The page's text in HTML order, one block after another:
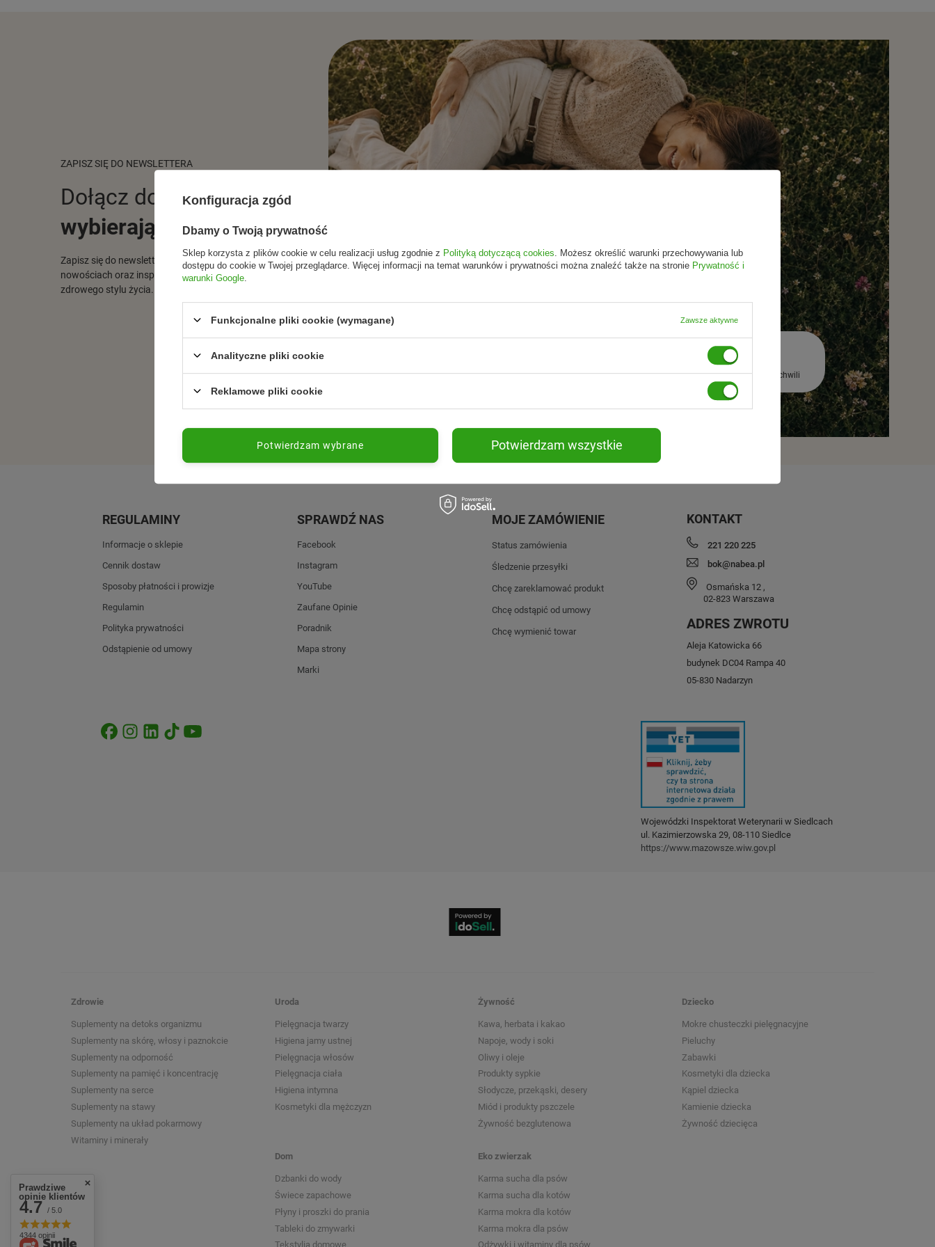
ZAPISZ SIĘ DO NEWSLETTERA
Dołącz do tych, którzy
wybierają świadomie.
Zapisz się do newslettera i otrzymuj informacje o promocjach,
nowościach oraz inspiracjach ze świata naturalnej pielęgnacjii
zdrowego stylu życia.
Promocje tylko dla subskrybentów Nowości przed premierą Rezygnacja w każdej chwili
REGULAMINY
Informacje o sklepie
Cennik dostaw
Sposoby płatności i prowizje
Regulamin
Polityka prywatności
Odstąpienie od umowy
SPRAWDŹ NAS
Facebook
Instagram
YouTube
Zaufane Opinie
Poradnik
Mapa strony
Marki
MOJE ZAMÓWIENIE
Status zamówienia
Śledzenie przesyłki
Chcę zareklamować produkt
Chcę odstąpić od umowy
Chcę wymienić towar
KONTAKT
221 220 225
bok@nabea.pl
Osmańska 12 ,
02-823 Warszawa
ADRES ZWROTU
Aleja Katowicka 66
budynek DC04 Rampa 40
05-830 Nadarzyn
Wojewódzki Inspektorat Weterynarii w Siedlcach
ul. Kazimierzowska 29, 08-110 Siedlce
https://www.mazowsze.wiw.gov.pl
Zdrowie
Suplementy na detoks organizmu
Suplementy na skórę, włosy i paznokcie
Suplementy na odporność
Suplementy na pamięć i koncentrację
Suplementy na serce
Suplementy na stawy
Suplementy na układ pokarmowy
Witaminy i minerały
Uroda
Pielęgnacja twarzy
Higiena jamy ustnej
Pielęgnacja włosów
Pielęgnacja ciała
Higiena intymna
Kosmetyki dla mężczyzn
Żywność
Kawa, herbata i kakao
Napoje, wody i soki
Oliwy i oleje
Produkty sypkie
Słodycze, przekąski, desery
Miód i produkty pszczele
Żywność bezglutenowa
Dziecko
Mokre chusteczki pielęgnacyjne
Pieluchy
Zabawki
Kosmetyki dla dziecka
Kąpiel dziecka
Kamienie dziecka
Żywność dziecięca
Dom
Dzbanki do wody
Świece zapachowe
Płyny i proszki do prania
Tableki do zmywarki
Tekstylia domowe
Eko zwierzak
Karma sucha dla psów
Karma sucha dla kotów
Karma mokra dla kotów
Karma mokra dla psów
Odżywki i witaminy dla psów
Prawdziwe
opinie klientów
4.7 / 5.0
4344 opinii
Konfiguracja zgód
Dbamy o Twoją prywatność
Sklep korzysta z plików cookie w celu realizacji usług zgodnie z Polityką dotyczącą cookies . Możesz określić warunki przechowywania lub
dostępu do cookie w Twojej przeglądarce. Więcej informacji na temat warunków i prywatności można znaleźć także na stronie Prywatność i
warunki Google
Funkcjonalne pliki cookie (wymagane) Zawsze aktywne
Analityczne pliki cookie
Reklamowe pliki cookie
Potwierdzam wybrane Potwierdzam wszystkie